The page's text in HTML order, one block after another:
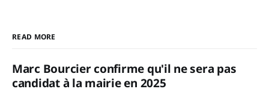
READ MORE
Marc Bourcier confirme qu'il ne sera pas
candidat à la mairie en 2025